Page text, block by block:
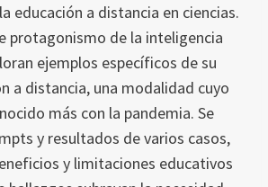
educación a distancia en ciencias.
protagonismo de la inteligencia
ejemplos específicos de su
a distancia, una modalidad cuyo
más con la pandemia. Se
y resultados de varios casos,
y limitaciones educativos